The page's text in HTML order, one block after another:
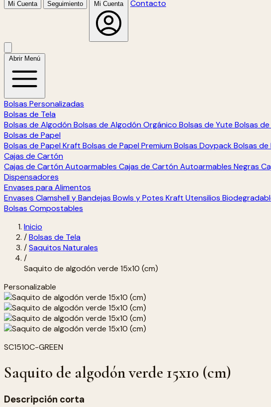
Mi Cuenta Seguimiento Mi Cuenta Contacto
Abrir Menú
Bolsas Personalizadas
Bolsas de Tela
Bolsas de Algodón Bolsas de Algodón Orgánico Bolsas de Yute Bolsas
Bolsas de Papel
Bolsas de Papel Kraft Bolsas de Papel Premium Bolsas DoypackBolsas de
Cajas de Cartón
Cajas de Cartón Autoarmables Cajas de Cartón Autoarmables Negras
Dispensadores
Envases para Alimentos
Envases Clamshell y Bandejas Bowls y Potes Kraft Utensilios
Bolsas Compostables
Inicio
/Bolsas de Tela
/Saquitos Naturales
/
Saquito de algodón verde 15x10 (cm)
Personalizable
SC1510C-GREEN
Saquito de algodón verde 15x10 (cm)
Descripción corta